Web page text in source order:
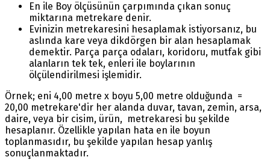
En ile Boy ölçüsünün çarpımında çıkan sonuç
miktarına metrekare denir.
Evinizin metrekaresini hesaplamak istiyorsanız, bu
aslında kare veya dikdörgen bir alan hesaplamak
demektir. Parça parça odaları, koridoru, mutfak gibi
alanların tek tek, enleri ile boylarının
ölçülendirilmesi işlemidir.
Örnek; eni 4,00 metre x boyu 5,00 metre olduğunda =
20,00 metrekare'dir her alanda duvar, tavan, zemin, arsa,
daire, veya bir cisim, ürün, metrekaresi bu şekilde
hesaplanır. Özellikle yapılan hata en ile boyun
toplanmasıdır, bu şekilde yapılan hesap yanlış
sonuçlanmaktadır.